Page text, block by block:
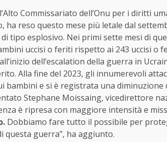
Commissariato dell’Onu per i diritti
ha reso questo mese più letale dal
tipo esplosivo. Nei primi sette mesi di
uccisi o feriti rispetto ai 243 uccisi o
dell’escalation della guerra in
Alla fine del 2023, gli innumerevoli
bambini e si è registrata una
Stephane Moissaing, vicedirettore
è ripresa con maggiore intensità e
Dobbiamo fare tutto il possibile per
questa guerra”, ha aggiunto.